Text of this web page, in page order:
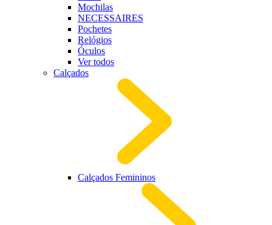
Mochilas
NECESSAIRES
Pochetes
Relógios
Óculos
Ver todos
Calçados
Calçados Femininos